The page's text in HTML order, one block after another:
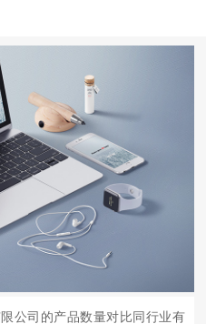
公司的产品数量对比同行业有